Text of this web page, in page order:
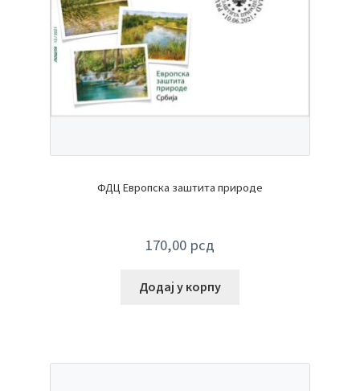
ФДЦ Европска заштита природе
170,00 рсд
Додај у корпу